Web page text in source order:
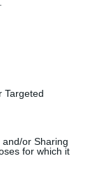
Targeted
or Sharing
for which it